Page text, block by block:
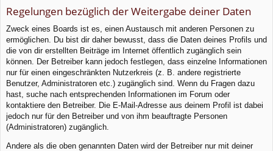
Regelungen bezüglich der Weitergabe deiner Daten
Zweck eines Boards ist es, einen Austausch mit anderen Personen zu
ermöglichen. Du bist dir daher bewusst, dass die Daten deines Profils und
die von dir erstellten Beiträge im Internet öffentlich zugänglich sein
können. Der Betreiber kann jedoch festlegen, dass einzelne Informationen
nur für einen eingeschränkten Nutzerkreis (z. B. andere registrierte
Benutzer, Administratoren etc.) zugänglich sind. Wenn du Fragen dazu
hast, suche nach entsprechenden Informationen im Forum oder
kontaktiere den Betreiber. Die E-Mail-Adresse aus deinem Profil ist dabei
jedoch nur für den Betreiber und von ihm beauftragte Personen
(Administratoren) zugänglich.
Andere als die oben genannten Daten wird der Betreiber nur mit deiner